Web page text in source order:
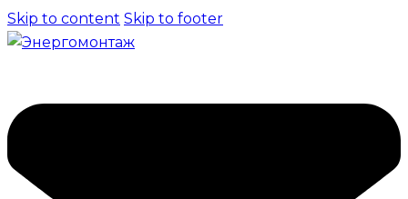
Skip to content Skip to footer